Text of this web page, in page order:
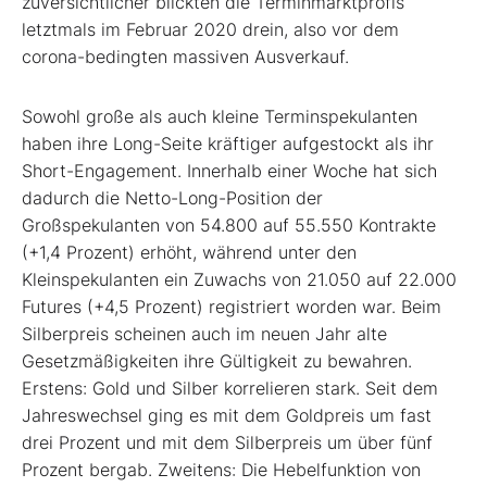
letztmals im Februar 2020 drein, also vor dem
corona-bedingten massiven Ausverkauf.
Sowohl große als auch kleine Terminspekulanten
haben ihre Long-Seite kräftiger aufgestockt als ihr
Short-Engagement. Innerhalb einer Woche hat sich
dadurch die Netto-Long-Position der
Großspekulanten von 54.800 auf 55.550 Kontrakte
(+1,4 Prozent) erhöht, während unter den
Kleinspekulanten ein Zuwachs von 21.050 auf 22.000
Futures (+4,5 Prozent) registriert worden war. Beim
Silberpreis scheinen auch im neuen Jahr alte
Gesetzmäßigkeiten ihre Gültigkeit zu bewahren.
Erstens: Gold und Silber korrelieren stark. Seit dem
Jahreswechsel ging es mit dem Goldpreis um fast
drei Prozent und mit dem Silberpreis um über fünf
Prozent bergab. Zweitens: Die Hebelfunktion von